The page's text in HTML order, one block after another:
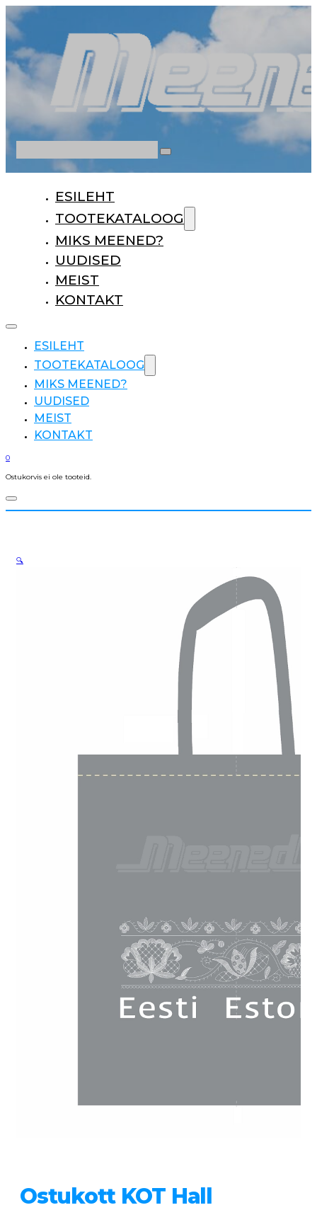
ESILEHT
TOOTEKATALOOG
MIKS MEENED?
UUDISED
MEIST
KONTAKT
ESILEHT
TOOTEKATALOOG
MIKS MEENED?
UUDISED
MEIST
KONTAKT
0
Ostukorvis ei ole tooteid.
Ostukott KOT Hall
🔍